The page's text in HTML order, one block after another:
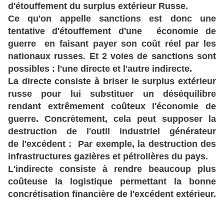
d'étouffement du surplus extérieur Russe.
Ce qu'on appelle sanctions est donc une
tentative d'étouffement d'une économie de
guerre en faisant payer son coût réel par les
nationaux russes. Et 2 voies de sanctions sont
possibles : l'une directe et l'autre indirecte.
La directe consiste à briser le surplus extérieur
russe pour lui substituer un déséquilibre
rendant extrêmement coûteux l'économie de
guerre. Concrètement, cela peut supposer la
destruction de l'outil industriel générateur
de l'excédent : Par exemple, la destruction des
infrastructures gazières et pétrolières du pays.
L'indirecte consiste à rendre beaucoup plus
coûteuse la logistique permettant la bonne
concrétisation financière de l'excédent extérieur.